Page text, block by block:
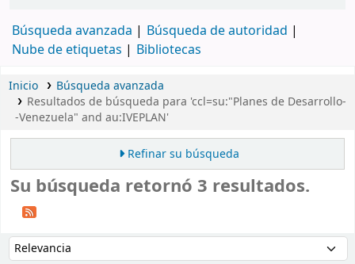
Búsqueda avanzada
Búsqueda de autoridad
Nube de etiquetas
Bibliotecas
Inicio
Búsqueda avanzada
Resultados de búsqueda para 'ccl=su:"Planes de Desarrollo-
-Venezuela" and au:IVEPLAN'
Refinar su búsqueda
Su búsqueda retornó 3 resultados.
Ordenar por: